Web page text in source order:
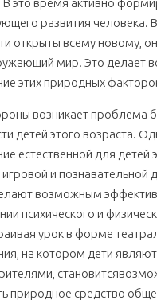
В это время активно
развития человека.
открыты всему новому,
мир. Это делает
этих природных
возникает проблема
детей этого возраста.
естественной для детей
и познавательной
возможным
психического и
урок в форме
на котором дети
природное средство